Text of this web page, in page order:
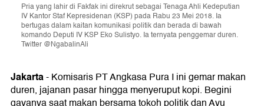
Pria yang lahir di Fakfak ini direkrut sebagai Tenaga Ahli Kedeputian
IV Kantor Staf Kepresidenan (KSP) pada Rabu 23 Mei 2018. Ia
bertugas dalam kaitan komunikasi politik dan berada di bawah
komando Deputi IV KSP Eko Sulistyo. Ia ternyata penggemar duren.
Twitter @NgabalinAli
Jakarta- Komisaris PT Angkasa Pura I ini gemar makan
duren, jajanan pasar hingga menyeruput kopi. Begini